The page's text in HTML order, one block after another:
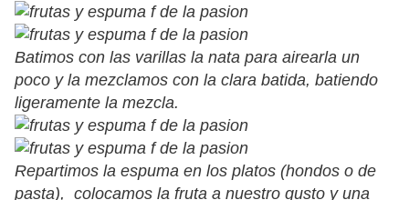
Batimos con las varillas la nata para airearla un
poco y la mezclamos con la clara batida, batiendo
ligeramente la mezcla.
Repartimos la espuma en los platos (hondos o de
pasta), colocamos la fruta a nuestro gusto y una